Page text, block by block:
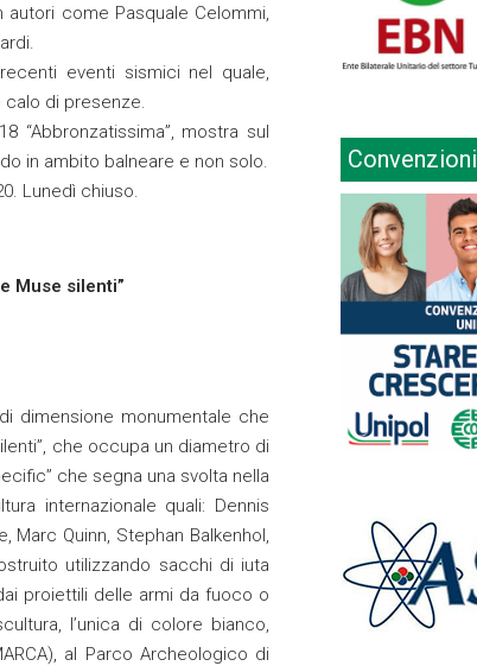
come Pasquale Celommi,
eventi sismici nel quale,
di presenze.
“Abbronzatissima”, mostra sul
in ambito balneare e non solo.
Lunedì chiuso.
Muse silenti”
dimensione monumentale che
che occupa un diametro di
che segna una svolta nella
internazionale quali: Dennis
Marc Quinn, Stephan Balkenhol,
utilizzando sacchi di iuta
proiettili delle armi da fuoco o
l’unica di colore bianco,
al Parco Archeologico di
Convenzioni